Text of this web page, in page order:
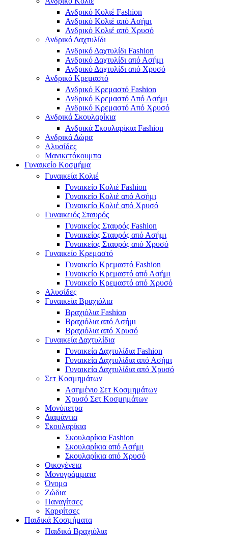
Ανδρικό Κολιέ Fashion
Ανδρικό Κολιέ από Ασήμι
Ανδρικό Κολιέ από Χρυσό
Ανδρικό Δαχτυλίδι
Ανδρικό Δαχτυλίδι Fashion
Ανδρικό Δαχτυλίδι από Ασήμι
Ανδρικό Δαχτυλίδι από Χρυσό
Ανδρικό Κρεμαστό
Ανδρικό Κρεμαστό Fashion
Ανδρικό Κρεμαστό Από Ασήμι
Ανδρικό Κρεμαστό Από Χρυσό
Ανδρικά Σκουλαρίκια
Ανδρικά Σκουλαρίκια Fashion
Ανδρικά Δώρα
Αλυσίδες
Μανικετόκουμπα
Γυναικείο Κοσμήμα
Γυναικεία Κολιέ
Γυναικείο Κολιέ Fashion
Γυναικείο Κολιέ από Ασήμι
Γυναικείο Κολιέ από Χρυσό
Γυναικειός Σταυρός
Γυναικείος Σταυρός Fashion
Γυναικείος Σταυρός από Ασήμι
Γυναικείος Σταυρός από Χρυσό
Γυναικείο Κρεμαστό
Γυναικείο Κρεμαστό Fashion
Γυναικείο Κρεμαστό από Ασήμι
Γυναικείο Κρεμαστό από Χρυσό
Αλυσίδες
Γυναικεία Βραχιόλια
Βραχιόλια Fashion
Βραχιόλια από Ασήμι
Βραχιόλια από Χρυσό
Γυναικεία Δαχτυλίδια
Γυναικεία Δαχτυλίδια Fashion
Γυναικεία Δαχτυλίδια από Ασήμι
Γυναικεία Δαχτυλίδια από Χρυσό
Σετ Κοσμημάτων
Ασημένιο Σετ Κοσμημάτων
Χρυσό Σετ Κοσμημάτων
Μονόπετρα
Διαμάντια
Σκουλαρίκια
Σκουλαρίκια Fashion
Σκουλαρίκια από Ασήμι
Σκουλαρίκια από Χρυσό
Οικογένεια
Μονογράμματα
Όνομα
Ζώδια
Παναγίτσες
Καρφίτσες
Παιδικά Κοσμήματα
Παιδικά Βραχιόλια